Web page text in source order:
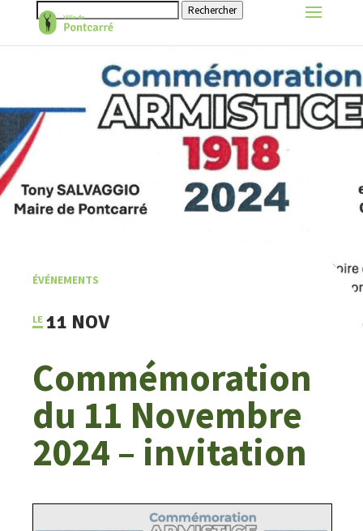
Rechercher
ÉVÉNEMENTS
11 NOV
Commémoration
du 11 Novembre
2024 – invitation